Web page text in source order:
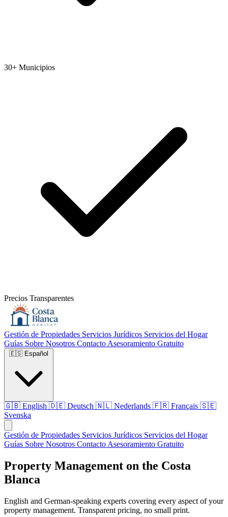
30+ Municipios
Precios Transparentes
Gestión de Propiedades Servicios Jurídicos Servicios del Hogar
Guías Sobre Nosotros Contacto Asesoramiento Gratuito
🇪🇸 Español
🇬🇧 English 🇩🇪 Deutsch 🇳🇱 Nederlands 🇫🇷 Français 🇸🇪
Svenska
Gestión de Propiedades Servicios Jurídicos Servicios del Hogar
Guías Sobre Nosotros Contacto Asesoramiento Gratuito
Property Management on the Costa
Blanca
English and German-speaking experts covering every aspect of your
property management. Transparent pricing, no small print.